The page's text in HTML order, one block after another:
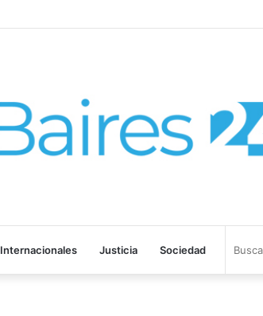
Internacionales Justicia Sociedad